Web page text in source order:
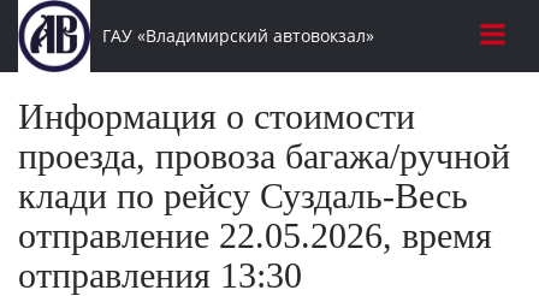
ГАУ «Владимирский автовокзал»
Информация о стоимости
проезда, провоза багажа/ручной
клади по рейсу Суздаль-Весь
отправление 22.05.2026, время
отправления 13:30